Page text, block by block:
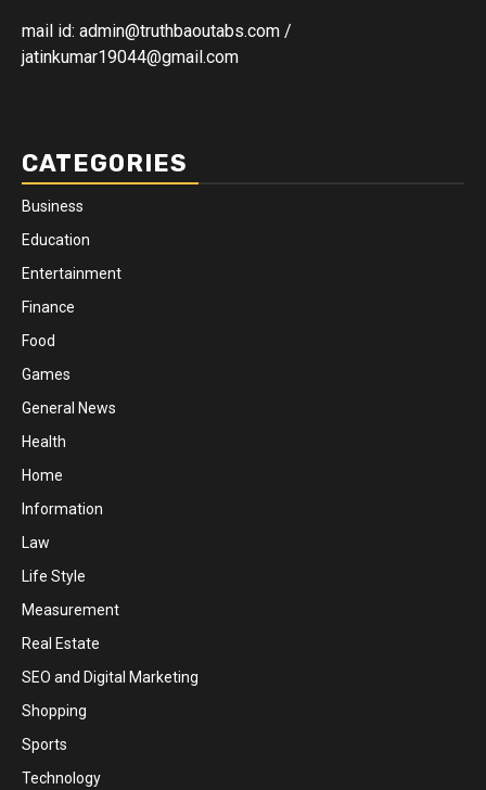
mail id: admin@truthbaoutabs.com /
jatinkumar19044@gmail.com
CATEGORIES
Business
Education
Entertainment
Finance
Food
Games
General News
Health
Home
Information
Law
Life Style
Measurement
Real Estate
SEO and Digital Marketing
Shopping
Sports
Technology